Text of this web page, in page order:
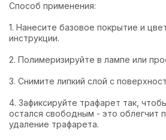
Способ применения:
1. Нанесите базовое покрытие и
инструкции.
2. Полимеризируйте в лампе или
3. Снимите липкий слой с
4. Зафиксируйте трафарет так,
остался свободным - это облегчит
удаление трафарета.